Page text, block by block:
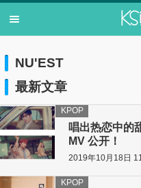
NU'EST
最新文章
唱出热恋中
MV 公开！
KPOP
2019年10月18日
KPOP